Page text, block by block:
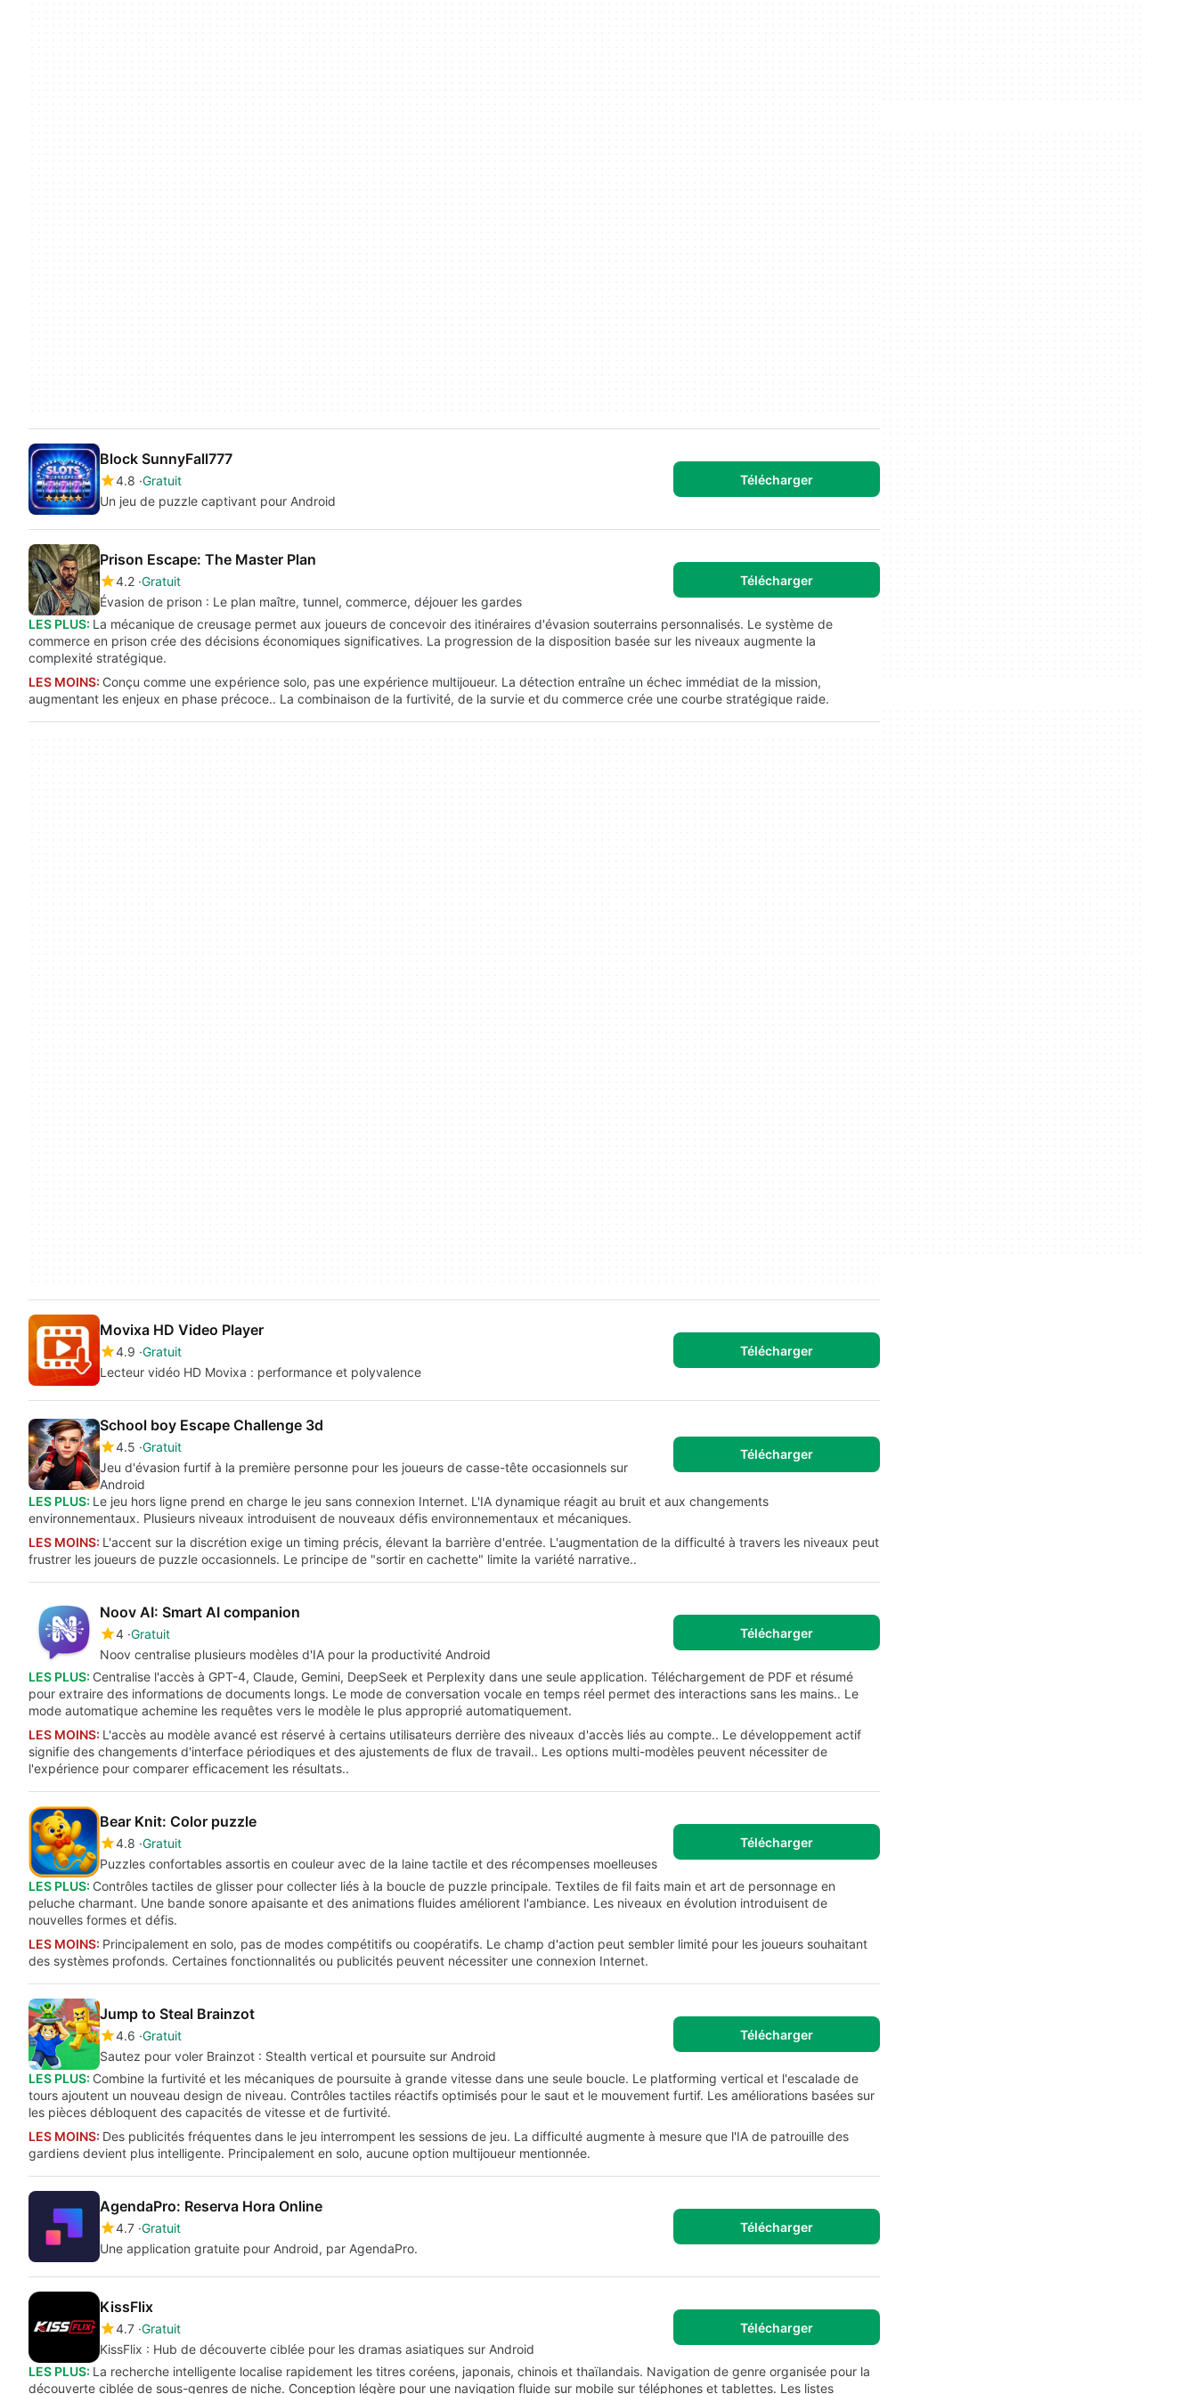
Block SunnyFall777
4.8 Gratuit
Un jeu de puzzle captivant pour Android
Télécharger
Prison Escape: The Master Plan
4.2 Gratuit
Évasion de prison : Le plan maître, tunnel, commerce, déjouer les gardes
Télécharger
LES PLUS: La mécanique de creusage permet aux joueurs de concevoir des itinéraires d'évasion souterrains personnalisés. Le système de
commerce en prison crée des décisions économiques significatives. La progression de la disposition basée sur les niveaux augmente la
complexité stratégique.
LES MOINS: Conçu comme une expérience solo, pas une expérience multijoueur. La détection entraîne un échec immédiat de la mission,
augmentant les enjeux en phase précoce.. La combinaison de la furtivité, de la survie et du commerce crée une courbe stratégique raide.
Movixa HD Video Player
4.9 Gratuit
Lecteur vidéo HD Movixa : performance et polyvalence
Télécharger
School boy Escape Challenge 3d
4.5 Gratuit
Jeu d'évasion furtif à la première personne pour les joueurs de casse-tête occasionnels sur
Android
Télécharger
LES PLUS: Le jeu hors ligne prend en charge le jeu sans connexion Internet. L'IA dynamique réagit au bruit et aux changements
environnementaux. Plusieurs niveaux introduisent de nouveaux défis environnementaux et mécaniques.
LES MOINS: L'accent sur la discrétion exige un timing précis, élevant la barrière d'entrée. L'augmentation de la difficulté à travers les niveaux peut
frustrer les joueurs de puzzle occasionnels. Le principe de "sortir en cachette" limite la variété narrative..
Noov AI: Smart AI companion
4 Gratuit
Noov centralise plusieurs modèles d'IA pour la productivité Android
Télécharger
LES PLUS: Centralise l'accès à GPT-4, Claude, Gemini, DeepSeek et Perplexity dans une seule application. Téléchargement de PDF et résumé
pour extraire des informations de documents longs. Le mode de conversation vocale en temps réel permet des interactions sans les mains.. Le
mode automatique achemine les requêtes vers le modèle le plus approprié automatiquement.
LES MOINS: L'accès au modèle avancé est réservé à certains utilisateurs derrière des niveaux d'accès liés au compte.. Le développement actif
signifie des changements d'interface périodiques et des ajustements de flux de travail.. Les options multi-modèles peuvent nécessiter de
l'expérience pour comparer efficacement les résultats..
Bear Knit: Color puzzle
4.8 Gratuit
Puzzles confortables assortis en couleur avec de la laine tactile et des récompenses moelleuses
Télécharger
LES PLUS: Contrôles tactiles de glisser pour collecter liés à la boucle de puzzle principale. Textiles de fil faits main et art de personnage en
peluche charmant. Une bande sonore apaisante et des animations fluides améliorent l'ambiance. Les niveaux en évolution introduisent de
nouvelles formes et défis.
LES MOINS: Principalement en solo, pas de modes compétitifs ou coopératifs. Le champ d'action peut sembler limité pour les joueurs souhaitant
des systèmes profonds. Certaines fonctionnalités ou publicités peuvent nécessiter une connexion Internet.
Jump to Steal Brainzot
4.6 Gratuit
Sautez pour voler Brainzot : Stealth vertical et poursuite sur Android
Télécharger
LES PLUS: Combine la furtivité et les mécaniques de poursuite à grande vitesse dans une seule boucle. Le platforming vertical et l'escalade de
tours ajoutent un nouveau design de niveau. Contrôles tactiles réactifs optimisés pour le saut et le mouvement furtif. Les améliorations basées sur
les pièces débloquent des capacités de vitesse et de furtivité.
LES MOINS: Des publicités fréquentes dans le jeu interrompent les sessions de jeu. La difficulté augmente à mesure que l'IA de patrouille des
gardiens devient plus intelligente. Principalement en solo, aucune option multijoueur mentionnée.
AgendaPro: Reserva Hora Online
4.7 Gratuit
Une application gratuite pour Android, par AgendaPro.
Télécharger
KissFlix
4.7 Gratuit
KissFlix : Hub de découverte ciblée pour les dramas asiatiques sur Android
Télécharger
LES PLUS: La recherche intelligente localise rapidement les titres coréens, japonais, chinois et thaïlandais. Navigation de genre organisée pour la
découverte ciblée de sous-genres de niche. Conception légère pour une navigation fluide sur mobile sur téléphones et tablettes. Les listes